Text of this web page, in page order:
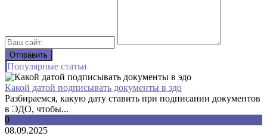
Популярные статьи
Какой датой подписывать документы в эдо
Разбираемся, какую дату ставить при подписании документов
в ЭДО, чтобы...
0
08.09.2025